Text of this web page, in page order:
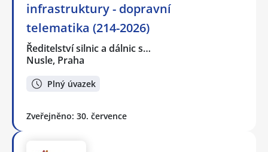
infrastruktury - dopravní
telematika (214-2026)
Ředitelství silnic a dálnic s…
Nusle, Praha
Plný úvazek
Zveřejněno: 30. července